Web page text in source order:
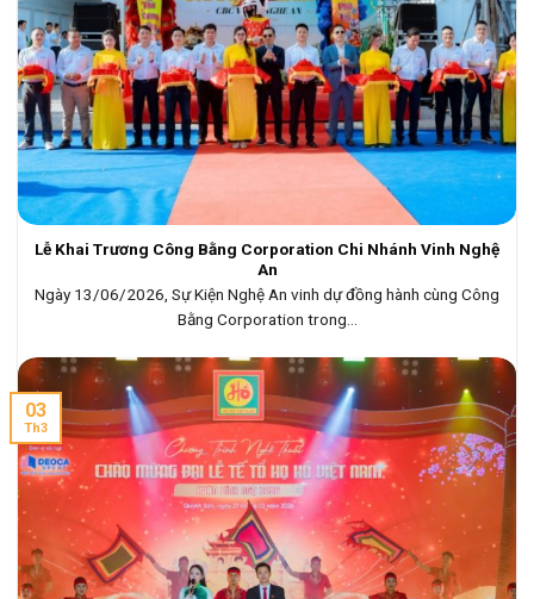
Lễ Khai Trương Công Bằng Corporation Chi Nhánh Vinh Nghệ
An
Ngày 13/06/2026, Sự Kiện Nghệ An vinh dự đồng hành cùng Công
Bằng Corporation trong...
03
Th3